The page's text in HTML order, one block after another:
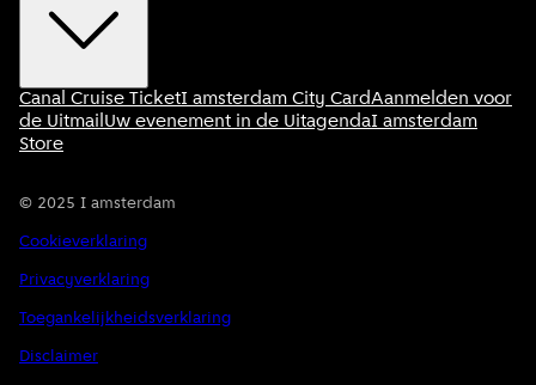
Canal Cruise TicketI amsterdam City CardAanmelden voor
de Uitmail Uw evenement in de UitagendaI amsterdam
Store
© 2025 I amsterdam
Cookieverklaring
Privacyverklaring
Toegankelijkheidsverklaring
Disclaimer